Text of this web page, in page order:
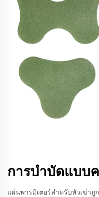
การบำบัดแบบ
แผ่นพารมิเตอร์สำหรับหัวเข่าถู